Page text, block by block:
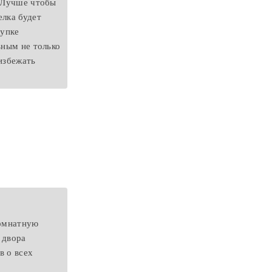
Лучше чтобы
будет
не только
о всех